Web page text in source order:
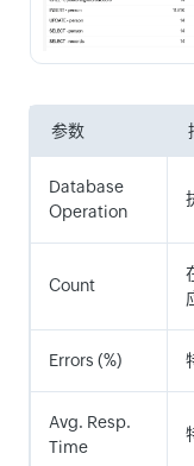
参数
Database
Operation
Count
Errors (%)
Avg. Resp.
Time